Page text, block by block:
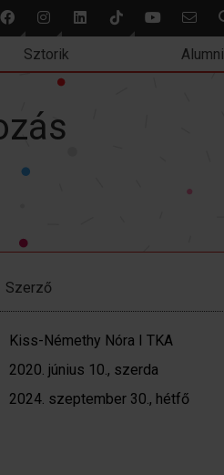
Sztorik Alumni
Szerző
Kiss-Némethy Nóra I TKA
2020. június 10., szerda
2024. szeptember 30., hétfő